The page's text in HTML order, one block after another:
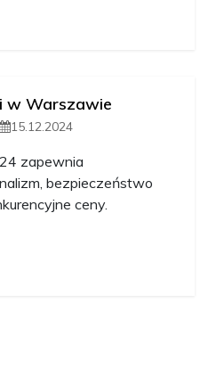
w Warszawie
15.12.2024
zapewnia
bezpieczeństwo
ceny.